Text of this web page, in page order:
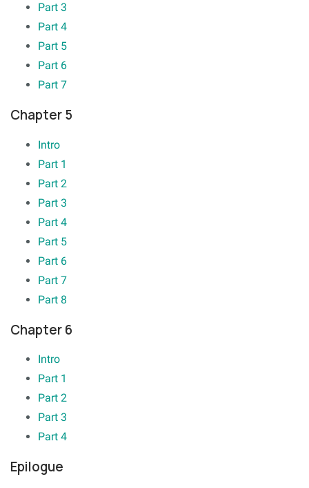
Part 3
Part 4
Part 5
Part 6
Part 7
Chapter 5
Intro
Part 1
Part 2
Part 3
Part 4
Part 5
Part 6
Part 7
Part 8
Chapter 6
Intro
Part 1
Part 2
Part 3
Part 4
Epilogue